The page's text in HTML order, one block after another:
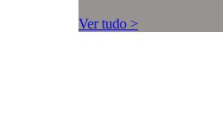
Ver tudo >